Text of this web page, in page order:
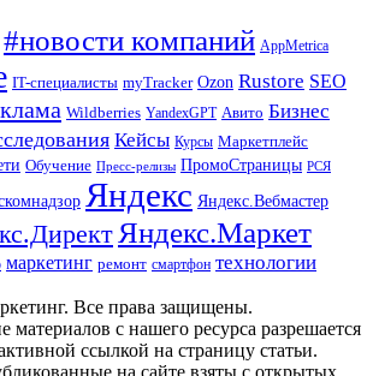
#новости компаний AppMetrica
IT-специалисты myTracker Ozon Rustore SEO
Wildberries YandexGPT Авито Бизнес
Кейсы Курсы Маркетплейс
Обучение Пресс-релизы ПромоСтраницы РСЯ
Яндекс Яндекс.Вебмастер
Яндекс.Маркет
маркетинг ремонт смартфон технологии
Все права защищены.
с нашего ресурса разрешается
ссылкой на страницу статьи.
на сайте взяты с открытых